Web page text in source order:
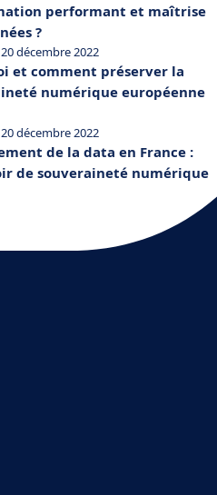
performant et maîtrise
?
20 décembre 2022
et comment préserver la
numérique européenne
20 décembre 2022
de la data en France :
de souveraineté numérique